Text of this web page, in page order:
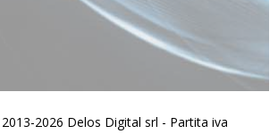
2026 Delos Digital srl - Partita iva